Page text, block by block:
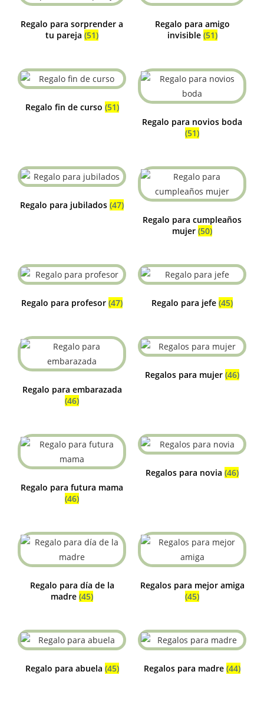
Regalo para sorprender a
tu pareja (51)
Regalo para amigo
invisible (51)
Regalo fin de curso (51)
Regalo para novios boda
(51)
Regalo para jubilados (47)
Regalo para cumpleaños
mujer (50)
Regalo para profesor (47) Regalo para jefe (45)
Regalo para embarazada
(46)
Regalos para mujer (46)
Regalo para futura mama
(46)
Regalos para novia (46)
Regalo para día de la
madre (45)
Regalos para mejor amiga
(45)
Regalo para abuela (45) Regalos para madre (44)